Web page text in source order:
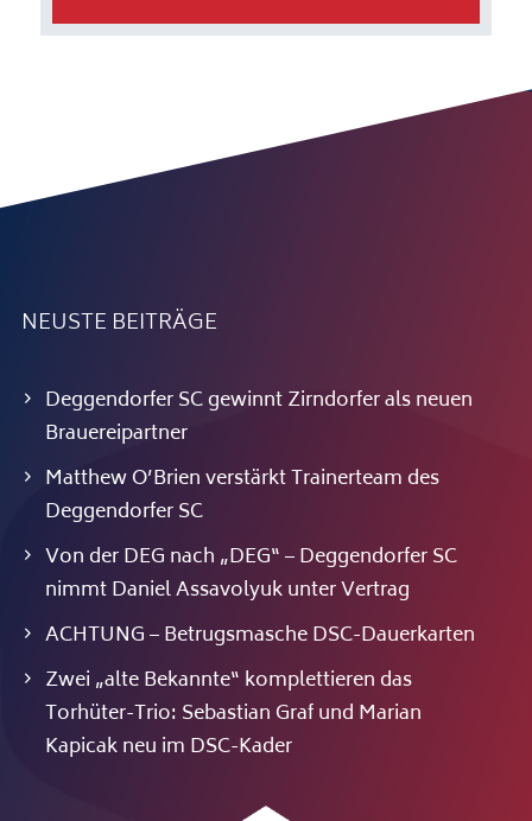
NEUSTE BEITRÄGE
Deggendorfer SC gewinnt Zirndorfer als neuen
Brauereipartner
Matthew O’Brien verstärkt Trainerteam des
Deggendorfer SC
Von der DEG nach „DEG“ – Deggendorfer SC
nimmt Daniel Assavolyuk unter Vertrag
ACHTUNG – Betrugsmasche DSC-Dauerkarten
Zwei „alte Bekannte“ komplettieren das
Torhüter-Trio: Sebastian Graf und Marian
Kapicak neu im DSC-Kader